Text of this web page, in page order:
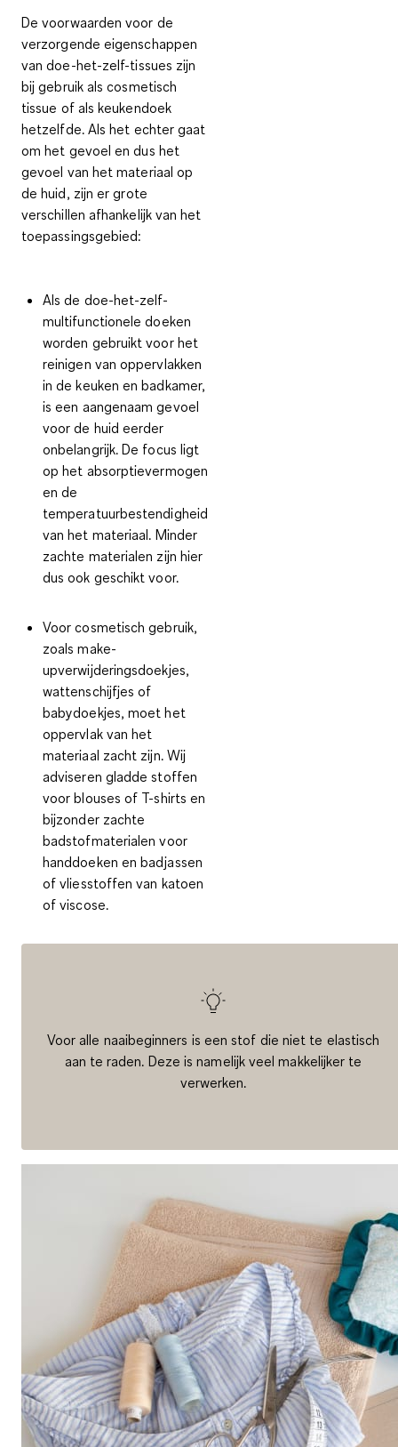
De voorwaarden voor de
verzorgende eigenschappen
van doe-het-zelf-tissues zijn
bij gebruik als cosmetisch
tissue of als keukendoek
hetzelfde. Als het echter gaat
om het gevoel en dus het
gevoel van het materiaal op
de huid, zijn er grote
verschillen afhankelijk van het
toepassingsgebied:
Als de doe-het-zelf-
multifunctionele doeken
worden gebruikt voor het
reinigen van oppervlakken
in de keuken en badkamer,
is een aangenaam gevoel
voor de huid eerder
onbelangrijk. De focus ligt
op het absorptievermogen
en de
temperatuurbestendigheid
van het materiaal. Minder
zachte materialen zijn hier
dus ook geschikt voor.
Voorcosmetisch gebruik,
zoals make-
upverwijderingsdoekjes,
wattenschijfjes of
babydoekjes, moet het
oppervlak van het
materiaal zacht zijn. Wij
adviseren gladde stoffen
voor blouses of T-shirts en
bijzonder zachte
badstofmaterialen voor
handdoeken en badjassen
of vliesstoffen van katoen
of viscose.
Voor alle naaibeginners is een stof die niet te elastisch
aan te raden. Deze is namelijk veel makkelijker te
verwerken.